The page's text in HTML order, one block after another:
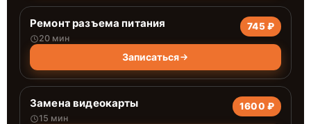
Ремонт разъема питания
20 мин
745 ₽
Записаться
Замена видеокарты
15 мин
1600 ₽